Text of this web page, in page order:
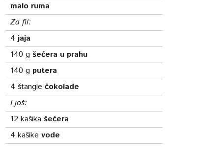
malo ruma
Za fil:
4 jaja
140 gšećera u prahu
140 g putera
4 štanglečokolade
I još:
12 kašikašećera
4 kašikevode